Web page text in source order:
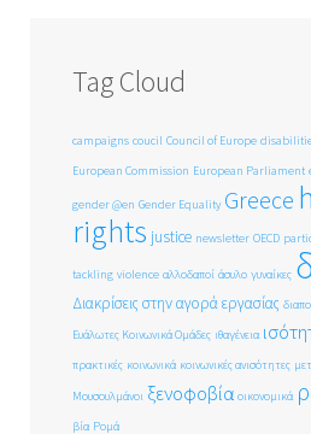
Tag Cloud
campaigns coucil Council of Europe
European Commission European Parliament
gender @en Gender Equality Greece
rights justice newsletter OECD
tackling violence αλλοδαποί άσυλο γυναίκες
Διακρίσεις στην αγορά εργασίας
Ευάλωτες Κοινωνικά Ομάδες ιθαγένεια
πρακτικές κοινωνικά κοινωνικές ανισότητες
Μουσουλμάνοι ξενοφοβία οικονομικά
βία Ρομά